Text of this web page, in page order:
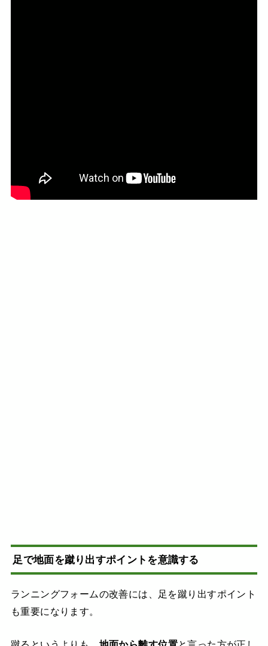
足で地面を蹴り出すポイントを意識する
ランニングフォームの改善には、足を蹴り出すポイント
も重要になります。